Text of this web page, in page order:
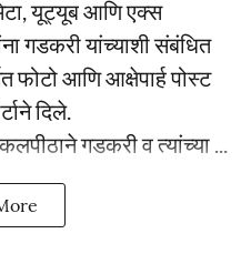
मेटा, यूट्यूब आणि एक्स
गडकरी यांच्याशी संबंधित
फोटो आणि आक्षेपार्ह पोस्ट
दिले.
गडकरी व त्यांच्या ...